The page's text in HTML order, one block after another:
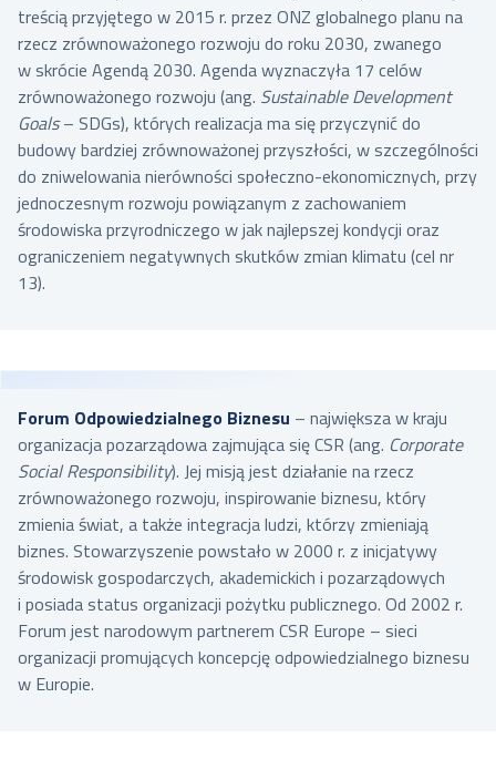
treścią przyjętego w 2015 r. przez ONZ globalnego planu na
rzecz zrównoważonego rozwoju do roku 2030, zwanego
w skrócie Agendą 2030. Agenda wyznaczyła 17 celów
zrównoważonego rozwoju (ang. Sustainable Development
Goals– SDGs), których realizacja ma się przyczynić do
budowy bardziej zrównoważonej przyszłości, w szczególności
do zniwelowania nierówności społeczno-ekonomicznych, przy
jednoczesnym rozwoju powiązanym z zachowaniem
środowiska przyrodniczego w jak najlepszej kondycji oraz
ograniczeniem negatywnych skutków zmian klimatu (cel nr
13).
Forum Odpowiedzialnego Biznesu – największa w kraju
organizacja pozarządowa zajmująca się CSR (ang. Corporate
Social Responsibility). Jej misją jest działanie na rzecz
zrównoważonego rozwoju, inspirowanie biznesu, który
zmienia świat, a także integracja ludzi, którzy zmieniają
biznes. Stowarzyszenie powstało w 2000 r. z inicjatywy
środowisk gospodarczych, akademickich i pozarządowych
i posiada status organizacji pożytku publicznego. Od 2002 r.
Forum jest narodowym partnerem CSR Europe – sieci
organizacji promujących koncepcję odpowiedzialnego biznesu
w Europie.